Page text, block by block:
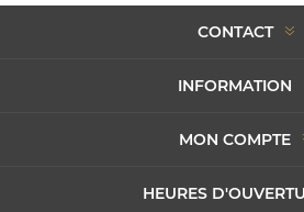
CONTACT
INFORMATION
MON COMPTE
HEURES